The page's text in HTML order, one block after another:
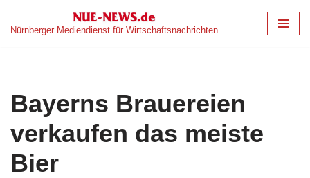
Zum
Nürnberger Mediendienst für Wirtschaftsnachrichten
Bayerns Brauereien
verkaufen das meiste
Bier